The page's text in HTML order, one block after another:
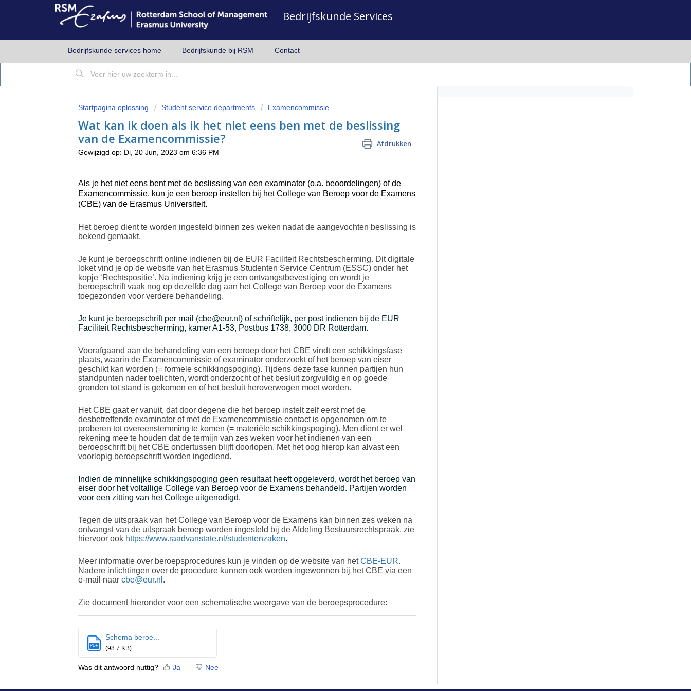
Bedrijfskunde Services
Bedrijfskunde services home Bedrijfskunde bij RSM Contact
Startpagina oplossing Student service departments Examencommissie
Wat kan ik doen als ik het niet eens ben met de beslissing
van de Examencommissie?
Afdrukken
Gewijzigd op: Di, 20 Jun, 2023 om 6:36 PM
Als je het niet eens bent met de beslissing van een examinator (o.a. beoordelingen) of de
Examencommissie, kun je een beroep instellen bij het College van Beroep voor de Examens
(CBE) van de Erasmus Universiteit.
Het beroep dient te worden ingesteld binnen zes weken nadat de aangevochten beslissing is
bekend gemaakt.
Je kunt je beroepschrift online indienen bij de EUR Faciliteit Rechtsbescherming. Dit digitale
loket vind je op de website van het Erasmus Studenten Service Centrum (ESSC) onder het
kopje ‘Rechtspositie’. Na indiening krijg je een ontvangstbevestiging en wordt je
beroepschrift vaak nog op dezelfde dag aan het College van Beroep voor de Examens
toegezonden voor verdere behandeling.
Je kunt je beroepschrift per mail (cbe@eur.nl ) of schriftelijk, per post indienen bij de EUR
Faciliteit Rechtsbescherming, kamer A1-53, Postbus 1738, 3000 DR Rotterdam.
Voorafgaand aan de behandeling van een beroep door het CBE vindt een schikkingsfase
plaats, waarin de Examencommissie of examinator onderzoekt of het beroep van eiser
geschikt kan worden (= formele schikkingspoging). Tijdens deze fase kunnen partijen hun
standpunten nader toelichten, wordt onderzocht of het besluit zorgvuldig en op goede
gronden tot stand is gekomen en of het besluit heroverwogen moet worden.
Het CBE gaat er vanuit, dat door degene die het beroep instelt zelf eerst met de
desbetreffende examinator of met de Examencommissie contact is opgenomen om te
proberen tot overeenstemming te komen (= materiële schikkingspoging). Men dient er wel
rekening mee te houden dat de termijn van zes weken voor het indienen van een
beroepschrift bij het CBE ondertussen blijft doorlopen. Met het oog hierop kan alvast een
voorlopig beroepschrift worden ingediend.
Indien de minnelijke schikkingspoging geen resultaat heeft opgeleverd, wordt het beroep van
eiser door het voltallige College van Beroep voor de Examens behandeld. Partijen worden
voor een zitting van het College uitgenodigd.
Tegen de uitspraak van het College van Beroep voor de Examens kan binnen zes weken na
ontvangst van de uitspraak beroep worden ingesteld bij de Afdeling Bestuursrechtspraak, zie
hiervoor ook https://www.raadvanstate.nl/studentenzaken.
Meer informatie over beroepsprocedures kun je vinden op de website van hetCBE-EUR.
Nadere inlichtingen over de procedure kunnen ook worden ingewonnen bij het CBE via een
e-mail naar cbe@eur.nl .
Zie document hieronder voor een schematische weergave van de beroepsprocedure:
PDF
Schema beroe...
(98.7 KB)
Was dit antwoord nuttig? Ja Nee